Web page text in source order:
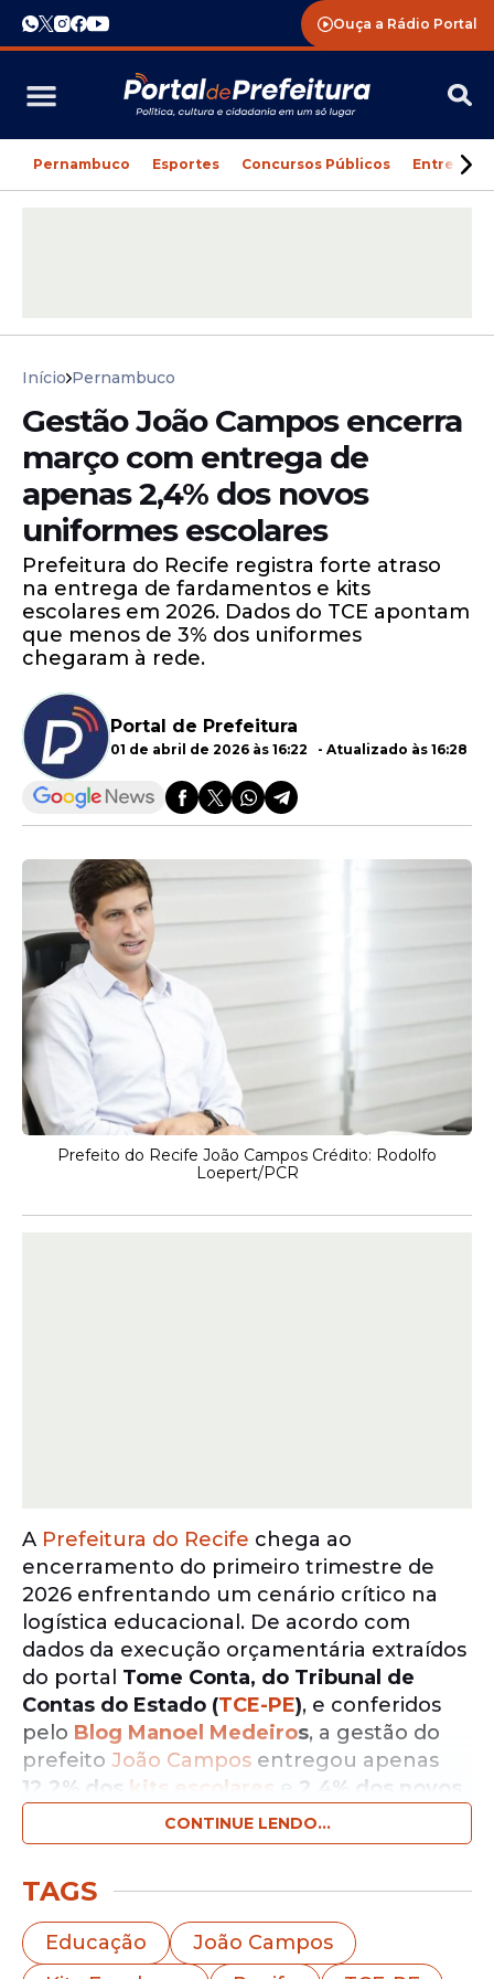
Ouça a Rádio Portal
Pernambuco Esportes Concursos Públicos
Início Pernambuco
Gestão João Campos encerra
março com entrega de
apenas 2,4% dos novos
uniformes escolares
Prefeitura do Recife registra forte atraso
na entrega de fardamentos e kits
escolares em 2026. Dados do TCE apontam
que menos de 3% dos uniformes
chegaram à rede.
Portal de Prefeitura
01 de abril de 2026 às 16:22 - Atualizado às 16:28
Prefeito do Recife João Campos Crédito: Rodolfo
Loepert/PCR
A Prefeitura do Recife chega ao
encerramento do primeiro trimestre de
2026 enfrentando um cenário crítico na
logística educacional. De acordo com
dados da execução orçamentária extraídos
do portal Tome Conta, do Tribunal de
Contas do Estado (TCE-PE), e conferidos
pelo Blog Manoel Medeiros, a gestão do
prefeito João Campos entregou apenas
12,2% dos kits escolares
2,4% dos novos
previstos para os 111 mil alunos
da rede municipal.
Receba as notícias exclusivas do
de Prefeiturapelo nosso canal.
CONTINUE LENDO...
TAGS
Educação
João Campos